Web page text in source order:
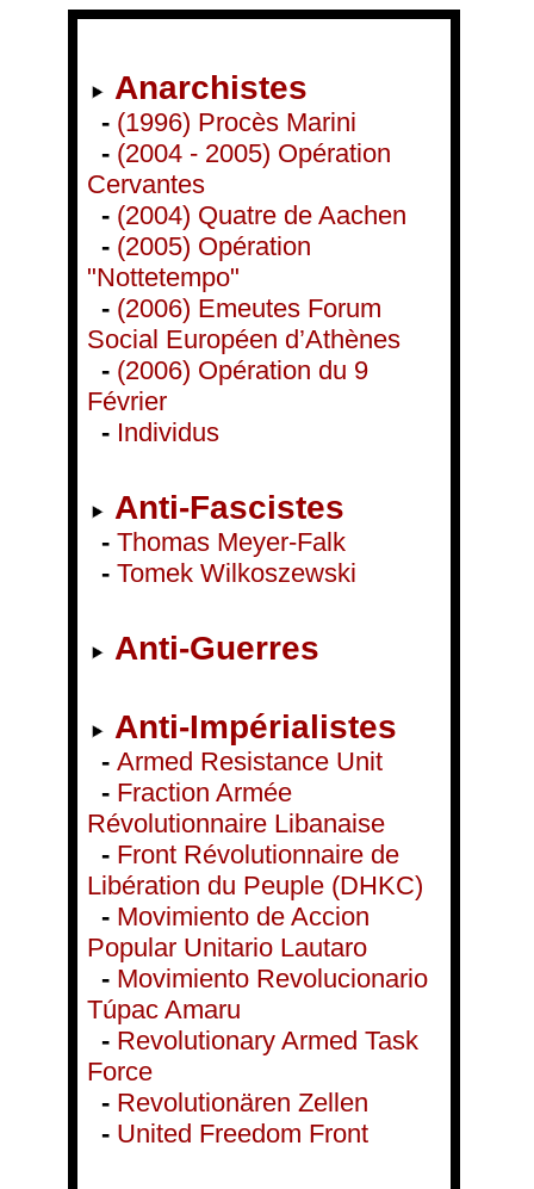
Anarchistes
- (1996) Procès Marini
- (2004 - 2005) Opération
Cervantes
- (2004) Quatre de Aachen
- (2005) Opération
"Nottetempo"
- (2006) Emeutes Forum
Social Européen d’Athènes
- (2006) Opération du 9
Février
- Individus
Anti-Fascistes
- Thomas Meyer-Falk
- Tomek Wilkoszewski
Anti-Guerres
Anti-Impérialistes
- Armed Resistance Unit
- Fraction Armée
Révolutionnaire Libanaise
- Front Révolutionnaire de
Libération du Peuple (DHKC)
- Movimiento de Accion
Popular Unitario Lautaro
- Movimiento Revolucionario
Túpac Amaru
- Revolutionary Armed Task
Force
- Revolutionären Zellen
- United Freedom Front